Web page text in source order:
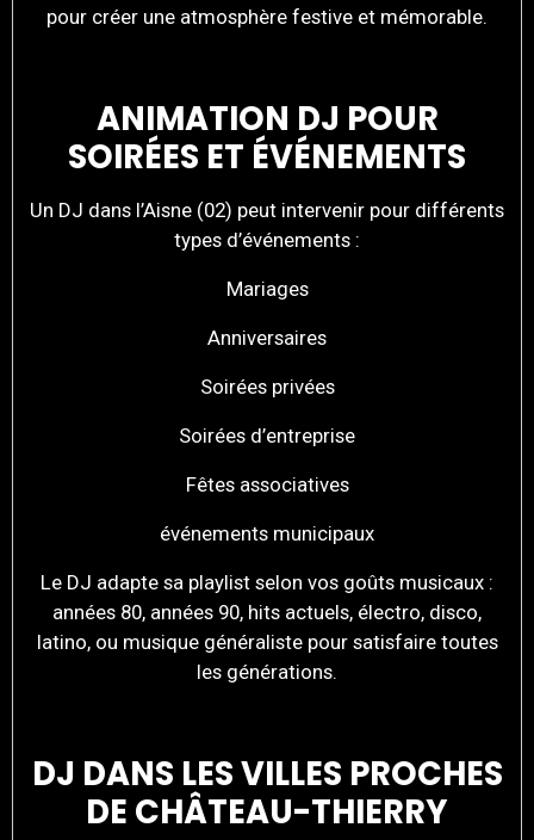
pour créer une atmosphère festive et mémorable.
ANIMATION DJ POUR
SOIRÉES ET ÉVÉNEMENTS
Un DJ dans l’Aisne (02) peut intervenir pour différents
types d’événements :
Mariages
Anniversaires
Soirées privées
Soirées d’entreprise
Fêtes associatives
événements municipaux
Le DJ adapte sa playlist selon vos goûts musicaux :
années 80, années 90, hits actuels, électro, disco,
latino, ou musique généraliste pour satisfaire toutes
les générations.
DJ DANS LES VILLES PROCHES
DE CHÂTEAU-THIERRY